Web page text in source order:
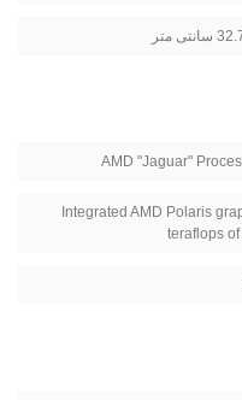
AMD "Jaguar"
Integrated AMD Polaris
teraflops